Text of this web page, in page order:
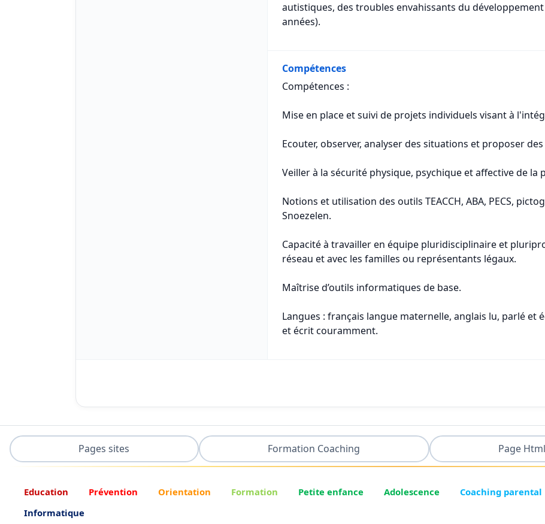
autistiques, des troubles envahissants du
années).
Compétences
Compétences :
Mise en place et suivi de projets individuels visant à
Ecouter, observer, analyser des situations et proposer
Veiller à la sécurité physique, psychique et affective de la
Notions et utilisation des outils TEACCH, ABA, PECS,
Snoezelen.
Capacité à travailler en équipe pluridisciplinaire et
réseau et avec les familles ou représentants légaux.
Maîtrise d’outils informatiques de base.
Langues : français langue maternelle, anglais lu, parlé et
et écrit couramment.
Pages sites Formation Coaching Page Html
Education Prévention Orientation Formation Petite enfance Adolescence Coaching parental
Informatique